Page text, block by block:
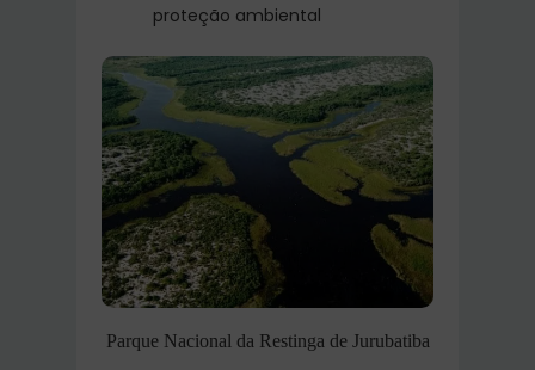
proteção ambiental
Parque Nacional da Restinga de Jurubatiba